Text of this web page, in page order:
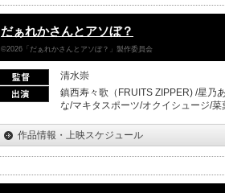
だぁれかさんとアソぼ？
©2026「だぁれかさんとアソぼ？」製作委員会
清水崇
鎮西寿々歌（FRUITS ZIPPER) /星乃
な/マキタスポーツ/オクイシュージ/
作品情報・上映スケジュール